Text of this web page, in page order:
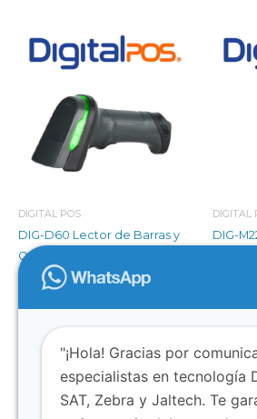
DIGITAL POS
DIG-D60 Lector de Barras y
QR USB Omnidireccional
1D/2D
Añadir al carrito
DIGITAL
DIG-
POS
2 3 4 … 6 7
"¡Hola! Gracias por
especialistas en tecnología
SAT, Zebra y Jaltech. Te